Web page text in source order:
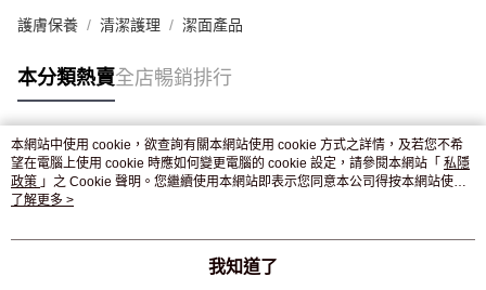
護膚保養 清潔護理 潔面產品
本分類熱賣全店暢銷排行
熱門標籤
熱銷排行
本網站中使用 cookie，欲查詢有關本網站使用 cookie 方式之詳情，及若您不希
望在電腦上使用 cookie 時應如何變更電腦的 cookie 設定，請參閱本網站「 私隱
政策 」之 Cookie 聲明。您繼續使用本網站即表示您同意本公司得按本網站使用
條款之 Cookie 聲明使用 cookie。
了解更多 >
我知道了